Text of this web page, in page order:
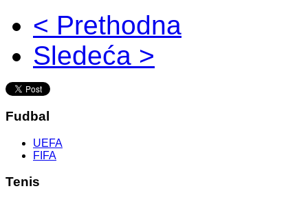
< Prethodna
Sledeća >
Fudbal
UEFA
FIFA
Tenis